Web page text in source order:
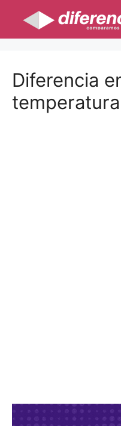
contenido
Diferencia
temperatura